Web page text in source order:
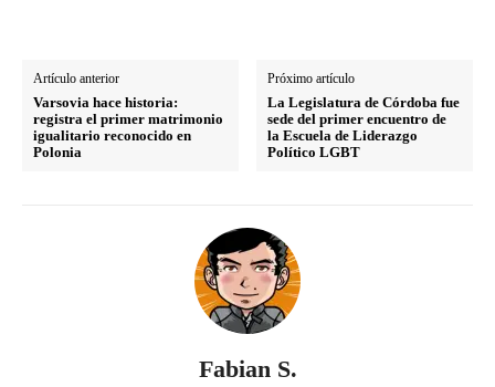
Artículo anterior
Varsovia hace historia:
registra el primer matrimonio
igualitario reconocido en
Polonia
Próximo artículo
La Legislatura de Córdoba fue
sede del primer encuentro de
la Escuela de Liderazgo
Político LGBT
Fabian S.